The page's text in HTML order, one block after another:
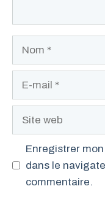
Site
Enregistrer
dans le
commentaire.